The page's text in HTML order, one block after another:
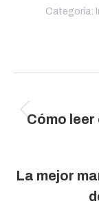
Categoría:
entre
Cómo
La mejor